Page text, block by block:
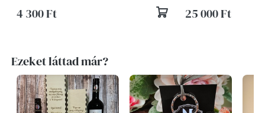
4 300 Ft 25 000 Ft
Ezeket láttad már?